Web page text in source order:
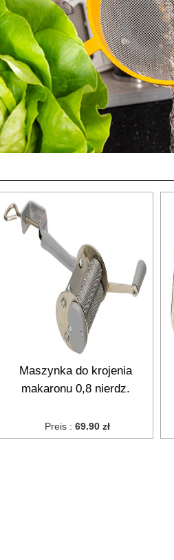
Maszynka do krojenia
makaronu 0,8 nierdz.
Preis : 69.90 zł